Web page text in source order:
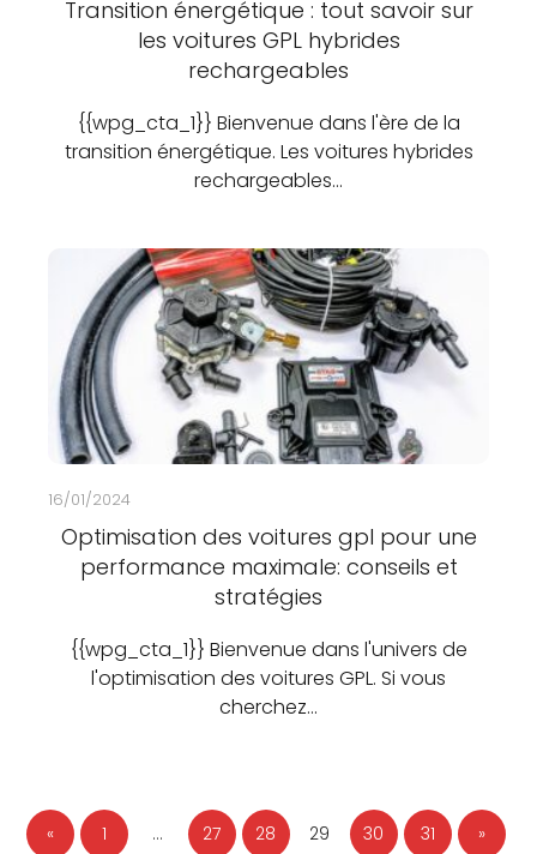
Transition énergétique : tout savoir sur
les voitures GPL hybrides
rechargeables
{{wpg_cta_1}} Bienvenue dans l'ère de la
transition énergétique. Les voitures hybrides
rechargeables…
16/01/2024
Optimisation des voitures gpl pour une
performance maximale: conseils et
stratégies
{{wpg_cta_1}} Bienvenue dans l'univers de
l'optimisation des voitures GPL. Si vous
cherchez…
« 1 … 27 28 29 30 31 »